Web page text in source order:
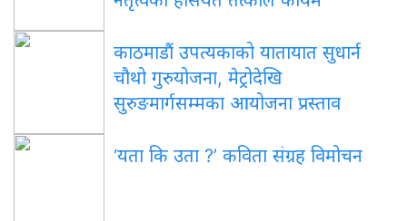
काठमाडौं उपत्यकाको यातायात सुधार्न
चौथो गुरुयोजना, मेट्रोदेखि
सुरुङमार्गसम्मका आयोजना प्रस्ताव
‘यता कि उता ?’ कविता संग्रह विमोचन